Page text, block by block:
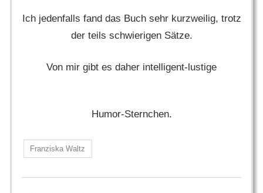
Ich jedenfalls fand das Buch sehr kurzweilig, trotz
der teils schwierigen Sätze.
Von mir gibt es daher intelligent-lustige
Humor-Sternchen.
Franziska Waltz